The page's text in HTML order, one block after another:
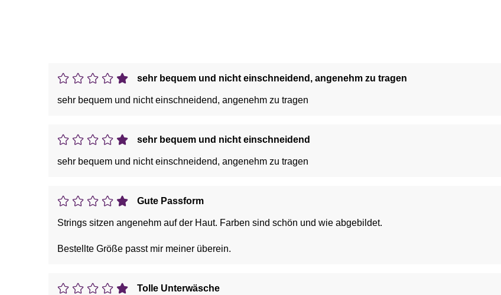
sehr bequem und nicht einschneidend, angenehm zu tragen
sehr bequem und nicht einschneidend, angenehm zu tragen
sehr bequem und nicht einschneidend
sehr bequem und nicht einschneidend, angenehm zu tragen
Gute Passform
Strings sitzen angenehm auf der Haut. Farben sind schön und wie abgebildet.
Bestellte Größe passt mir meiner überein.
Tolle Unterwäsche